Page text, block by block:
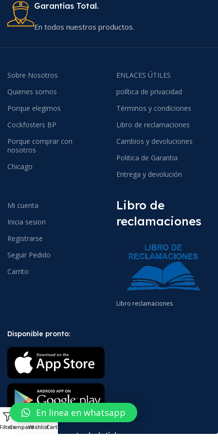
Garantías Total.
En todos nuestros productos.
Sobre Nosotros
Quienes somos
Porque elegirnos
Cockfosters BP
Porque comprar con
nosotros
Chicago
ENLACES ÚTILES
política de privacidad
Términos y condiciones
Libro de reclamaciones
Cambios y devoluciones
Politica de Garantia
Entrega y devolución
Mi cuenta
Inicia sesion
Registrarse
Seguir Pedido
Carrito
Libro de
reclamaciones
Libro reclamaciones
Disponible pronto:
¡Suscríbete a nuestro boletín!
CompareWishlist
0
Cart
En linea en whatsapp